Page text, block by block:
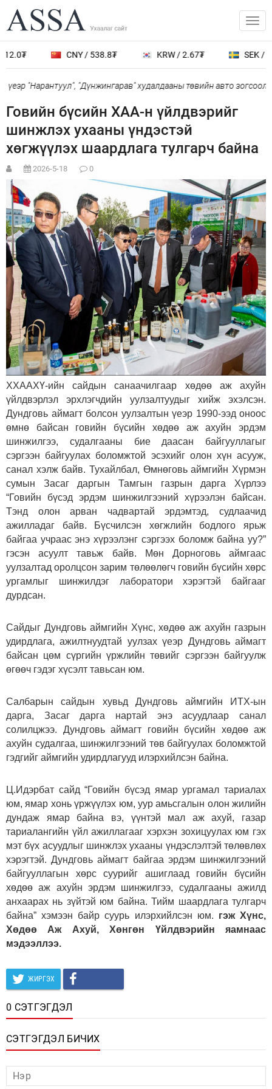
CNY / 538.8₮ KRW / 2.67₮ SEK /
"Нарантуул", "Дүнжингарав" худалдааны төвийн авто
Говийн бүсийн ХАА-н үйлдвэрийг
шинжлэх ухааны үндэстэй
хөгжүүлэх шаардлага тулгарч байна
2026-5-18 0
ХХААХҮ-ийн сайдын санаачилгаар хөдөө аж ахуйн
үйлдвэрлэл эрхлэгчдийн уулзалтуудыг хийж эхэлсэн.
Дундговь аймагт болсон уулзалтын үеэр 1990-ээд оноос
өмнө байсан говийн бүсийн хөдөө аж ахуйн эрдэм
шинжилгээ, судалгааны бие даасан байгууллагыг
сэргээн байгуулах боломжтой эсэхийг олон хүн асууж,
санал хэлж байв. Тухайлбал, Өмнөговь аймгийн Хүрмэн
сумын Засаг даргын Тамгын газрын дарга Хүрлээ
“Говийн бүсэд эрдэм шинжилгээний хүрээлэн байсан.
Тэнд олон арван чадвартай эрдэмтэд, судлаачид
ажилладаг байв. Бүсчилсэн хөгжлийн бодлого ярьж
байгаа учраас энэ хүрээлэнг сэргээх боломж байна уу?”
гэсэн асуулт тавьж байв. Мөн Дорноговь аймгаас
уулзалтад оролцсон зарим төлөөлөгч говийн бүсийн хөрс
ургамлыг шинжилдэг лаборатори хэрэгтэй байгааг
дурдсан.
Сайдыг Дундговь аймгийн Хүнс, хөдөө аж ахуйн газрын
удирдлага, ажилтнуудтай уулзах үеэр Дундговь аймагт
байсан цөм сүргийн үржлийн төвийг сэргээн байгуулж
өгөөч гэдэг хүсэлт тавьсан юм.
Салбарын сайдын хувьд Дундговь аймгийн ИТХ-ын
дарга, Засаг дарга нартай энэ асуудлаар санал
солилцжээ. Дундговь аймагт говийн бүсийн хөдөө аж
ахуйн судалгаа, шинжилгээний төв байгуулах боломжтой
гэдгийг аймгийн удирдлагууд илэрхийлсэн байна.
Ц.Идэрбат сайд “Говийн бүсэд ямар ургамал тариалах
юм, ямар хонь үржүүлэх юм, уур амьсгалын олон жилийн
дундаж ямар байна вэ, үүнтэй мал аж ахуй, газар
тариалангийн үйл ажиллагааг хэрхэн зохицуулах юм гэх
мэт бүх асуудлыг шинжлэх ухааны үндэслэлтэй төлөвлөх
хэрэгтэй. Дундговь аймагт байгаа эрдэм шинжилгээний
байгууллагын хөрс суурийг ашиглаад говийн бүсийн
хөдөө аж ахуйн эрдэм шинжилгээ, судалгааны ажилд
анхаарах нь зүйтэй юм байна. Тийм шаардлага тулгарч
байна” хэмээн байр суурь илэрхийлсэн юм. гэж Хүнс,
Хөдөө Аж Ахуй, Хөнгөн Үйлдвэрийн яамнаас
мэдээллээ.
ЖИРГЭХ
0 СЭТГЭГДЭЛ
СЭТГЭГДЭЛ БИЧИХ